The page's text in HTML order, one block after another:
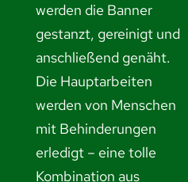
werden die Banner
gestanzt, gereinigt und
anschließend genäht.
Die Hauptarbeiten
werden von Menschen
mit Behinderungen
erledigt – eine tolle
Kombination aus